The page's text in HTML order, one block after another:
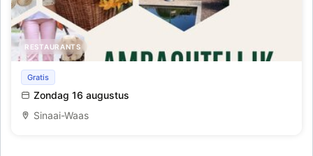
RESTAURANTS
Ambachtelijk weekend dag 2
Gratis
Zondag 16 augustus
Sinaai-Waas